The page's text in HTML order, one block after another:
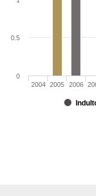
2004 2005 2006
0
0.5